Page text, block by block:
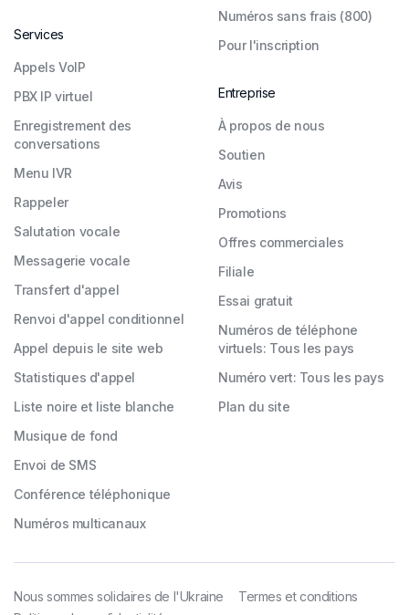
Services
Appels VoIP
PBX IP virtuel
Enregistrement des
conversations
Menu IVR
Rappeler
Salutation vocale
Messagerie vocale
Transfert d'appel
Renvoi d'appel conditionnel
Appel depuis le site web
Statistiques d'appel
Liste noire et liste blanche
Musique de fond
Envoi de SMS
Conférence téléphonique
Numéros multicanaux
Numéros sans frais (800)
Pour l'inscription
Entreprise
À propos de nous
Soutien
Avis
Promotions
Offres commerciales
Filiale
Essai gratuit
Numéros de téléphone
virtuels: Tous les pays
Numéro vert: Tous les pays
Plan du site
Nous sommes solidaires de l'Ukraine
Termes et conditions